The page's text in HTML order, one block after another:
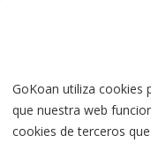
Tema 31.
documentación
vigente en materia
remisión de
documentales.
judiciales de
GoKoan utiliza cookies
que nuestra web
cookies de terceros